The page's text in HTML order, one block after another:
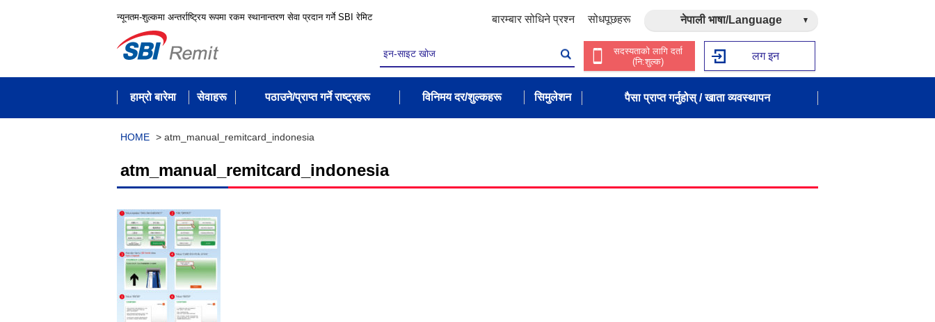
न्यूनतम-शुल्कमा अन्तर्राष्ट्रिय रूपमा रकम स्थानान्तरण सेवा प्रदान गर्ने SBI रेमिट बारम्बार सोधिने प्रश्न सोधपूछहरू नेपाली भाषा/Language
सदस्यताको लागि दर्ता
(नि:शुल्क)
लग इन
हाम्रो बारेमा सेवाहरू पठाउने/प्राप्त गर्ने राष्ट्रहरू विनिमय दर/शुल्कहरू सिमुलेशन पैसा प्राप्त गर्नुहोस् / खाता व्यवस्थापन
HOME > atm_manual_remitcard_indonesia
atm_manual_remitcard_indonesia